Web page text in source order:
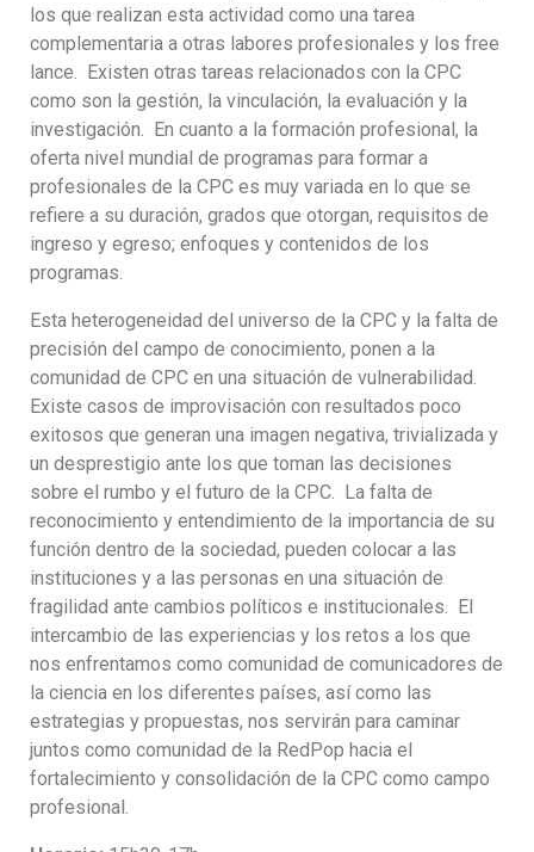
los que realizan esta actividad como una tarea
complementaria a otras labores profesionales y los free
lance. Existen otras tareas relacionados con la CPC
como son la gestión, la vinculación, la evaluación y la
investigación. En cuanto a la formación profesional, la
oferta nivel mundial de programas para formar a
profesionales de la CPC es muy variada en lo que se
refiere a su duración, grados que otorgan, requisitos de
ingreso y egreso; enfoques y contenidos de los
programas.
Esta heterogeneidad del universo de la CPC y la falta de
precisión del campo de conocimiento, ponen a la
comunidad de CPC en una situación de vulnerabilidad.
Existe casos de improvisación con resultados poco
exitosos que generan una imagen negativa, trivializada y
un desprestigio ante los que toman las decisiones
sobre el rumbo y el futuro de la CPC. La falta de
reconocimiento y entendimiento de la importancia de su
función dentro de la sociedad, pueden colocar a las
instituciones y a las personas en una situación de
fragilidad ante cambios políticos e institucionales. El
intercambio de las experiencias y los retos a los que
nos enfrentamos como comunidad de comunicadores de
la ciencia en los diferentes países, así como las
estrategias y propuestas, nos servirán para caminar
juntos como comunidad de la RedPop hacia el
fortalecimiento y consolidación de la CPC como campo
profesional.